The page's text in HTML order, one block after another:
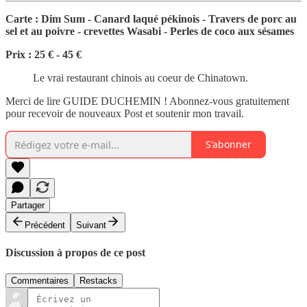
Carte : Dim Sum - Canard laqué pékinois - Travers de porc au
sel et au poivre - crevettes Wasabi - Perles de coco aux sésames
Prix : 25 € - 45 €
Le vrai restaurant chinois au coeur de Chinatown.
Merci de lire GUIDE DUCHEMIN ! Abonnez-vous gratuitement
pour recevoir de nouveaux Post et soutenir mon travail.
S'abonner
Partager
Précédent
Suivant
Discussion à propos de ce post
Commentaires Restacks